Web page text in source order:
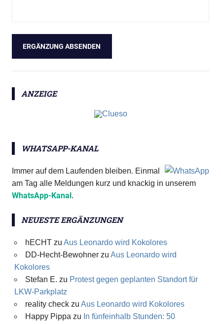
ANZEIGE
WHATSAPP-KANAL
Immer auf dem Laufenden bleiben. Einmal
am Tag alle Meldungen kurz und knackig in unserem
WhatsApp-Kanal .
NEUESTE ERGÄNZUNGEN
hECHT zu Aus Leonardo wird Kokolores
DD-Hecht-Bewohnerzu Aus Leonardo wird
Kokolores
Stefan E. zu Protest gegen geplanten Standort für
LKW-Parkplatz
reality checkzu Aus Leonardo wird Kokolores
Happy Pippazu In fünfeinhalb Stunden: 50